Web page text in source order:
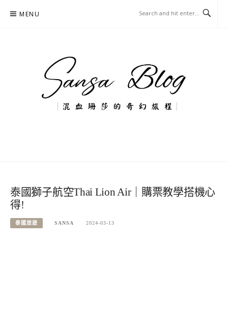
MENU
泰國獅子航空Thai Lion Air｜購票教學搭機心
得!
泰國旅遊 SANSA 2024-03-13